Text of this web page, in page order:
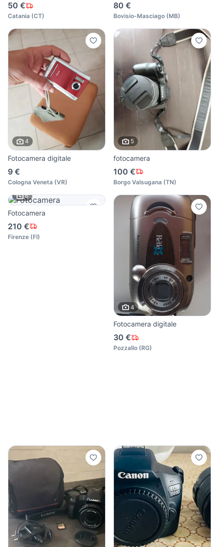
50 €
Catania (CT)
80 €
Bovisio-Masciago (MB)
4
Fotocamera digitale
9 €
Cologna Veneta (VR)
5
fotocamera
100 €
Borgo Valsugana (TN)
6
Fotocamera
210 €
Firenze (FI)
4
Fotocamera digitale
30 €
Pozzallo (RG)